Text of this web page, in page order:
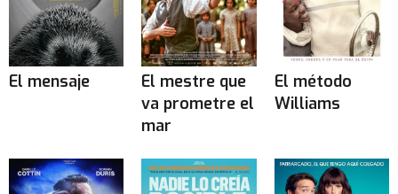
El mensaje
El mestre que
va prometre el
mar
El método
Williams